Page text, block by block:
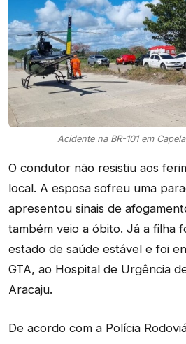
Acidente na BR-101 em
O condutor não resistiu aos
local. A esposa sofreu uma
apresentou sinais de
também veio a óbito. Já a filha
estado de saúde estável e foi
GTA, ao Hospital de Urgência
Aracaju.
De acordo com a Polícia